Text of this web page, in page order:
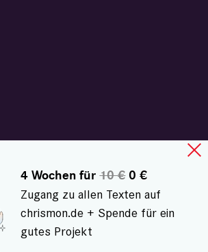
4 Wochen für10 €0 €
Zugang zu allen Texten auf
chrismon.de + Spende für ein
gutes Projekt